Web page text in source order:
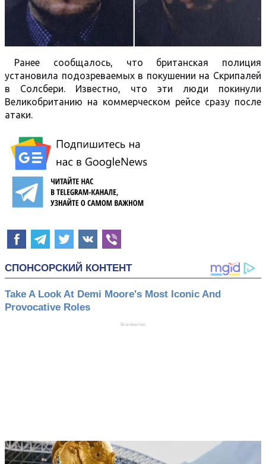
Ранее сообщалось, что британская полиция
установила подозреваемых в покушении на Скрипалей
в Солсбери. Известно, что эти люди покинули
Великобританию на коммерческом рейсе сразу после
атаки.